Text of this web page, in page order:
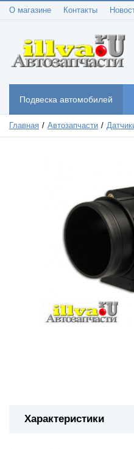
О магазине Контакты
Подвеска автомобилей
Главная Автозапчасти
Характеристики